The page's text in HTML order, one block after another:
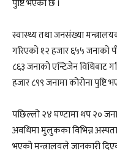
पुष्टि भएको छ ।
स्वास्थ्य तथा जनसंख्या
गरिएको १२ हजार ६५५ जनाको
८६३ जनाको एन्टिजेन विधिबाट
हजार ८९९ जनामा कोरोना पुष्टि
पछिल्लो २४ घण्टामा थप २०
अवधिमा मुलुकका विभिन्न
भएको मन्त्रालयले जानकारी